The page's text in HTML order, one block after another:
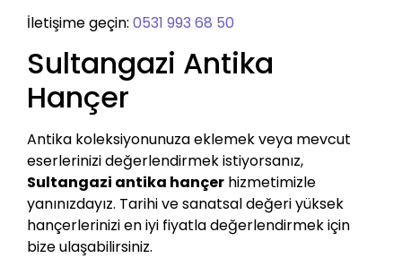
İletişime geçin: 0531 993 68 50
Sultangazi Antika
Hançer
Antika koleksiyonunuza eklemek veya mevcut
eserlerinizi değerlendirmek istiyorsanız,
Sultangazi antika hançer hizmetimizle
yanınızdayız. Tarihi ve sanatsal değeri yüksek
hançerlerinizi en iyi fiyatla değerlendirmek için
bize ulaşabilirsiniz.